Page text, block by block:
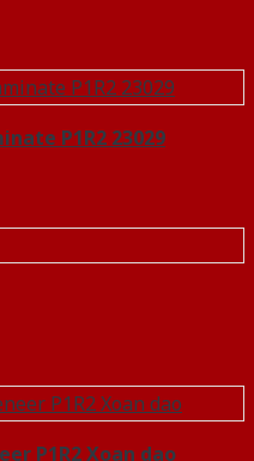
P1R2 23029
P1R2 Xoan dao